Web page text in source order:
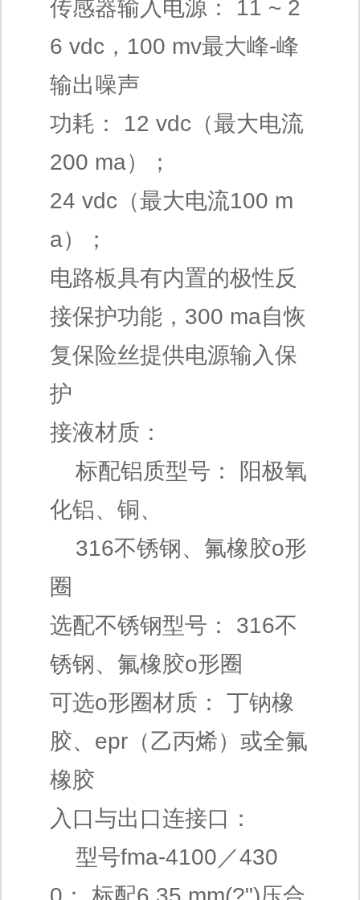
传感器输入电源： 11 ~ 2
6 vdc，100 mv最大峰-峰
输出噪声
功耗： 12 vdc（最大电流
200 ma）；
24 vdc（最大电流100 m
a）；
电路板具有内置的极性反
接保护功能，300 ma自恢
复保险丝提供电源输入保
护
接液材质：
标配铝质型号： 阳极氧
化铝、铜、
316不锈钢、氟橡胶o形
圈
选配不锈钢型号： 316不
锈钢、氟橡胶o形圈
可选o形圈材质： 丁钠橡
胶、epr（乙丙烯）或全氟
橡胶
入口与出口连接口：
型号fma-4100／430